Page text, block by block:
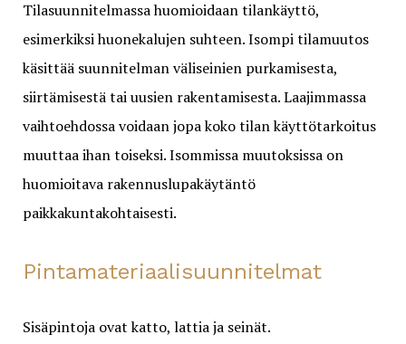
Tilasuunnitelmassa huomioidaan tilankäyttö,
esimerkiksi huonekalujen suhteen. Isompi tilamuutos
käsittää suunnitelman väliseinien purkamisesta,
siirtämisestä tai uusien rakentamisesta. Laajimmassa
vaihtoehdossa voidaan jopa koko tilan käyttötarkoitus
muuttaa ihan toiseksi. Isommissa muutoksissa on
huomioitava rakennuslupakäytäntö
paikkakuntakohtaisesti.
Pintamateriaalisuunnitelmat
Sisäpintoja ovat katto, lattia ja seinät.